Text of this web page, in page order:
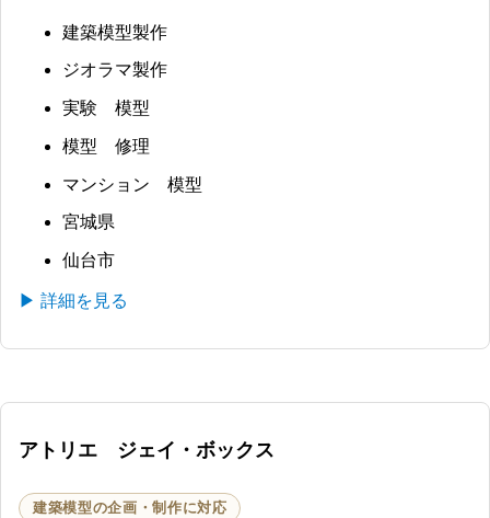
建築模型製作
ジオラマ製作
実験 模型
模型 修理
マンション 模型
宮城県
仙台市
▶ 詳細を見る
アトリエ ジェイ・ボックス
建築模型の企画・制作に対応